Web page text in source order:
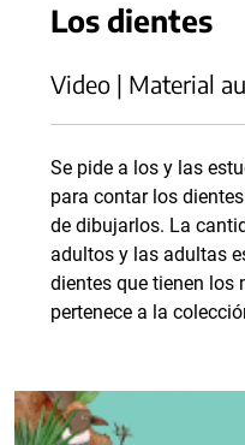
Los dientes
Video | Material
Se pide a los y las
para contar los
de dibujarlos. La
adultos y las adultas
dientes que tienen los
pertenece a la